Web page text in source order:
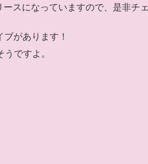
ースになっていますので、是非チェ
があります！
ですよ。